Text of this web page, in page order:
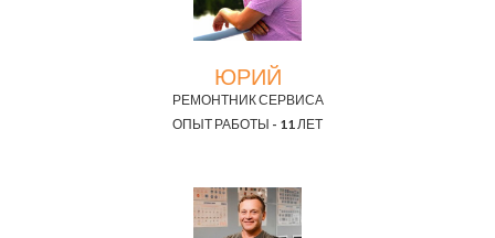
ЮРИЙ
РЕМОНТНИК СЕРВИСА
ОПЫТ РАБОТЫ - 11 ЛЕТ